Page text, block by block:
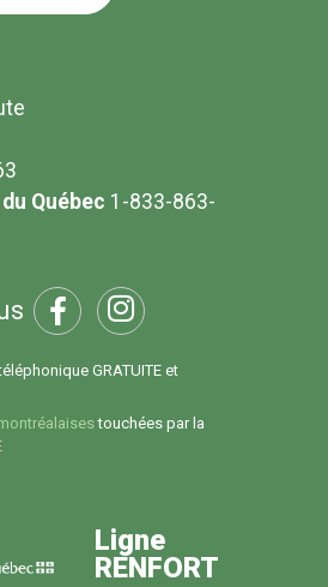
514.653.6363
Québec 1-833-863-
GRATUITE et
touchées par la
Ligne
RENFORT